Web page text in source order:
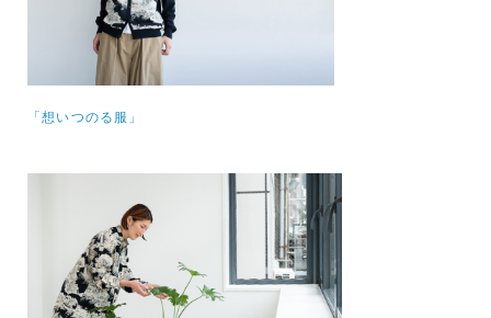
「想いつのる服」